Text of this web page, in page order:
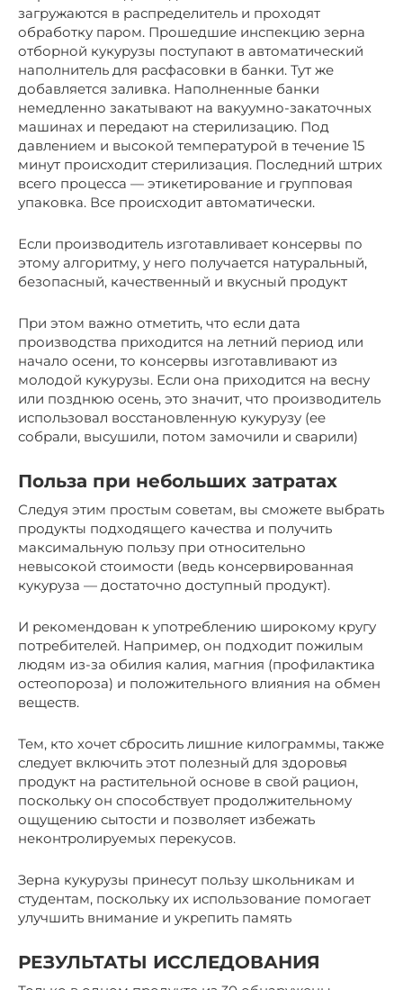
загружаются в распределитель и проходят
обработку паром. Прошедшие инспекцию зерна
отборной кукурузы поступают в автоматический
наполнитель для расфасовки в банки. Тут же
добавляется заливка. Наполненные банки
немедленно закатывают на вакуумно-закаточных
машинах и передают на стерилизацию. Под
давлением и высокой температурой в течение 15
минут происходит стерилизация. Последний штрих
всего процесса — этикетирование и групповая
упаковка. Все происходит автоматически.
Если производитель изготавливает консервы по
этому алгоритму, у него получается натуральный,
безопасный, качественный и вкусный продукт
При этом важно отметить, что если дата
производства приходится на летний период или
начало осени, то консервы изготавливают из
молодой кукурузы. Если она приходится на весну
или позднюю осень, это значит, что производитель
использовал восстановленную кукурузу (ее
собрали, высушили, потом замочили и сварили)
Польза при небольших затратах
Следуя этим простым советам, вы сможете выбрать
продукты подходящего качества и получить
максимальную пользу при относительно
невысокой стоимости (ведь консервированная
кукуруза — достаточно доступный продукт).
И рекомендован к употреблению широкому кругу
потребителей. Например, он подходит пожилым
людям из-за обилия калия, магния (профилактика
остеопороза) и положительного влияния на обмен
веществ.
Тем, кто хочет сбросить лишние килограммы, также
следует включить этот полезный для здоровья
продукт на растительной основе в свой рацион,
поскольку он способствует продолжительному
ощущению сытости и позволяет избежать
неконтролируемых перекусов.
Зерна кукурузы принесут пользу школьникам и
студентам, поскольку их использование помогает
улучшить внимание и укрепить память
РЕЗУЛЬТАТЫ ИССЛЕДОВАНИЯ